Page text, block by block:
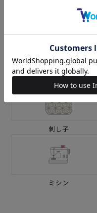
カテ
生地
刺し子
ミシン